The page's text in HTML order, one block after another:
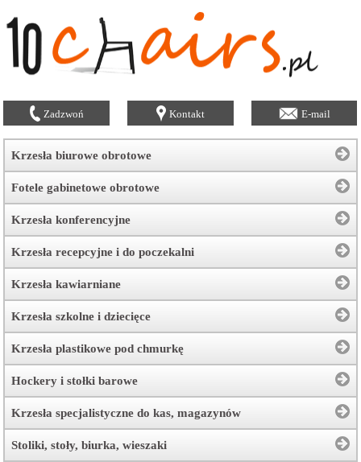
Zadzwoń Kontakt E-mail
Krzesła biurowe obrotowe
Fotele gabinetowe obrotowe
Krzesła konferencyjne
Krzesła recepcyjne i do poczekalni
Krzesła kawiarniane
Krzesła szkolne i dziecięce
Krzesła plastikowe pod chmurkę
Hockery i stołki barowe
Krzesła specjalistyczne do kas, magazynów
Stoliki, stoły, biurka, wieszaki